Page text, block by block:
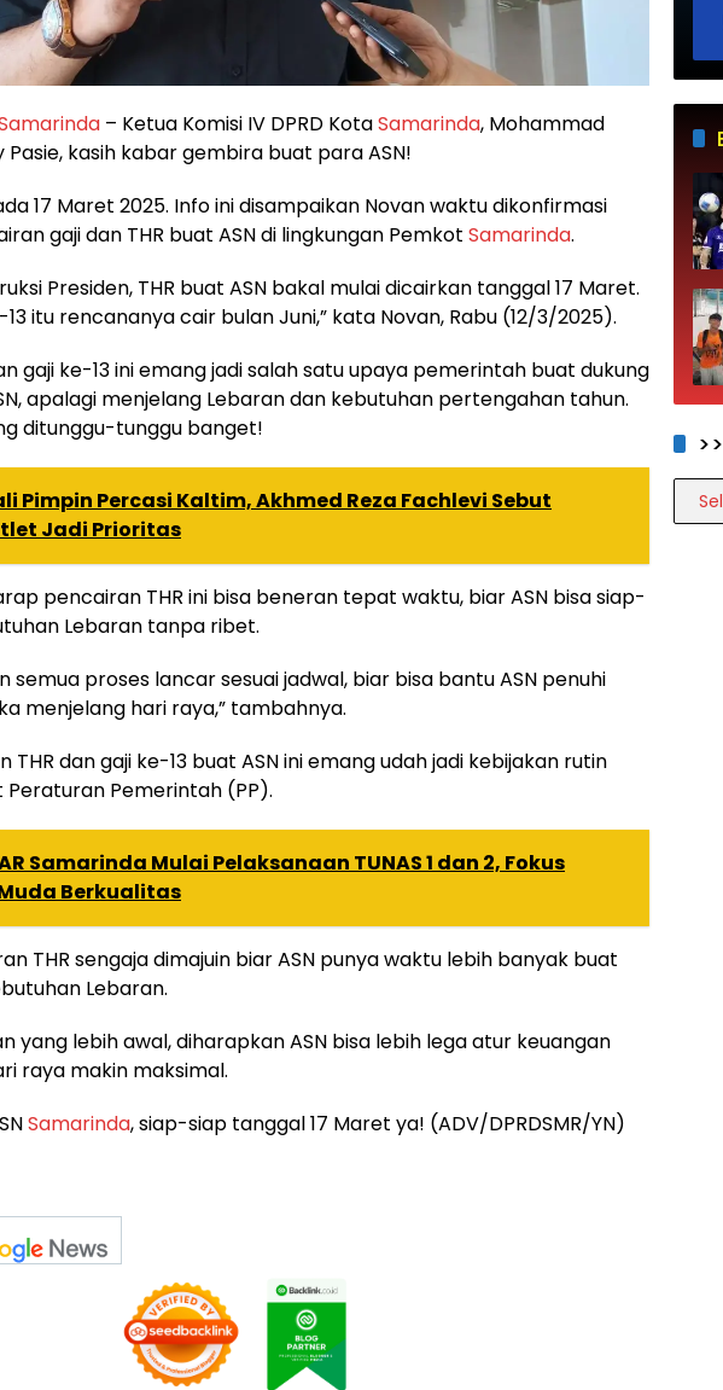
– Ketua Komisi IV DPRD KotaSamarinda, Mohammad
Pasie, kasih kabar gembira buat para ASN!
17 Maret 2025. Info ini disampaikan Novan waktu dikonfirmasi
gaji dan THR buat ASN di lingkungan Pemkot Samarinda.
Presiden, THR buat ASN bakal mulai dicairkan tanggal 17 Maret.
13 itu rencananya cair bulan Juni,” kata Novan, Rabu (12/3/2025).
gaji ke-13 ini emang jadi salah satu upaya pemerintah buat dukung
apalagi menjelang Lebaran dan kebutuhan pertengahan tahun.
ditunggu-tunggu banget!
Pimpin Percasi Kaltim, Akhmed Reza Fachlevi Sebut
Jadi Prioritas
pencairan THR ini bisa beneran tepat waktu, biar ASN bisa siap-
Lebaran tanpa ribet.
semua proses lancar sesuai jadwal, biar bisa bantu ASN penuhi
menjelang hari raya,” tambahnya.
THR dan gaji ke-13 buat ASN ini emang udah jadi kebijakan rutin
Pemerintah (PP).
Samarinda Mulai Pelaksanaan TUNAS 1 dan 2, Fokus
Berkualitas
THR sengaja dimajuin biar ASN punya waktu lebih banyak buat
Lebaran.
yang lebih awal, diharapkan ASN bisa lebih lega atur keuangan
raya makin maksimal.
Samarinda, siap-siap tanggal 17 Maret ya! (ADV/DPRDSMR/YN)
>>>>